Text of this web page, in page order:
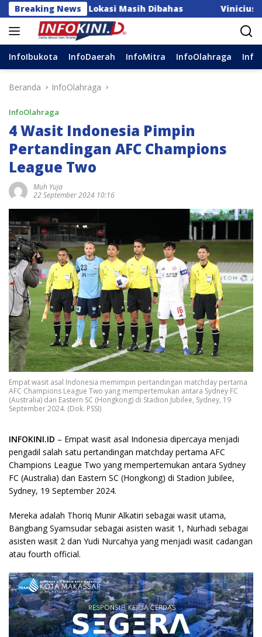
Langsung
ke
konten
Breaking News
Lokasi Masih Dibahas Vinicius Junior Pilih
InfoIbukota InfoDaerah InfoMitra InfoOlahraga
Beranda InfoOlahraga
InfoOlahraga
4 Wasit Indonesia Pimpin
Pertandingan AFC Champions
League Two
Muh Yuja
22 September 2024 10:16
Empat wasit asal Indonesia memimpin pertandingan matchday pertama
AFC Champions League Two yang mempertemukan antara Sydney FC
(Australia) dan Eastern SC (Hongkong) di Stadion Jubilee, Sydney, 19
September 2024. (Dok. PSSI)
INFOKINI.ID – Empat wasit asal Indonesia dipercaya menjadi
pengadil salah satu pertandingan matchday pertama AFC
Champions League Two yang mempertemukan antara Sydney
FC (Australia) dan Eastern SC (Hongkong) di Stadion Jubilee,
Sydney, 19 September 2024.
Mereka adalah Thoriq Munir Alkatiri sebagai wasit utama,
Bangbang Syamsudar sebagai asisten wasit 1, Nurhadi sebagai
asisten wasit 2 dan Yudi Nurcahya yang menjadi wasit cadangan
atau fourth official.